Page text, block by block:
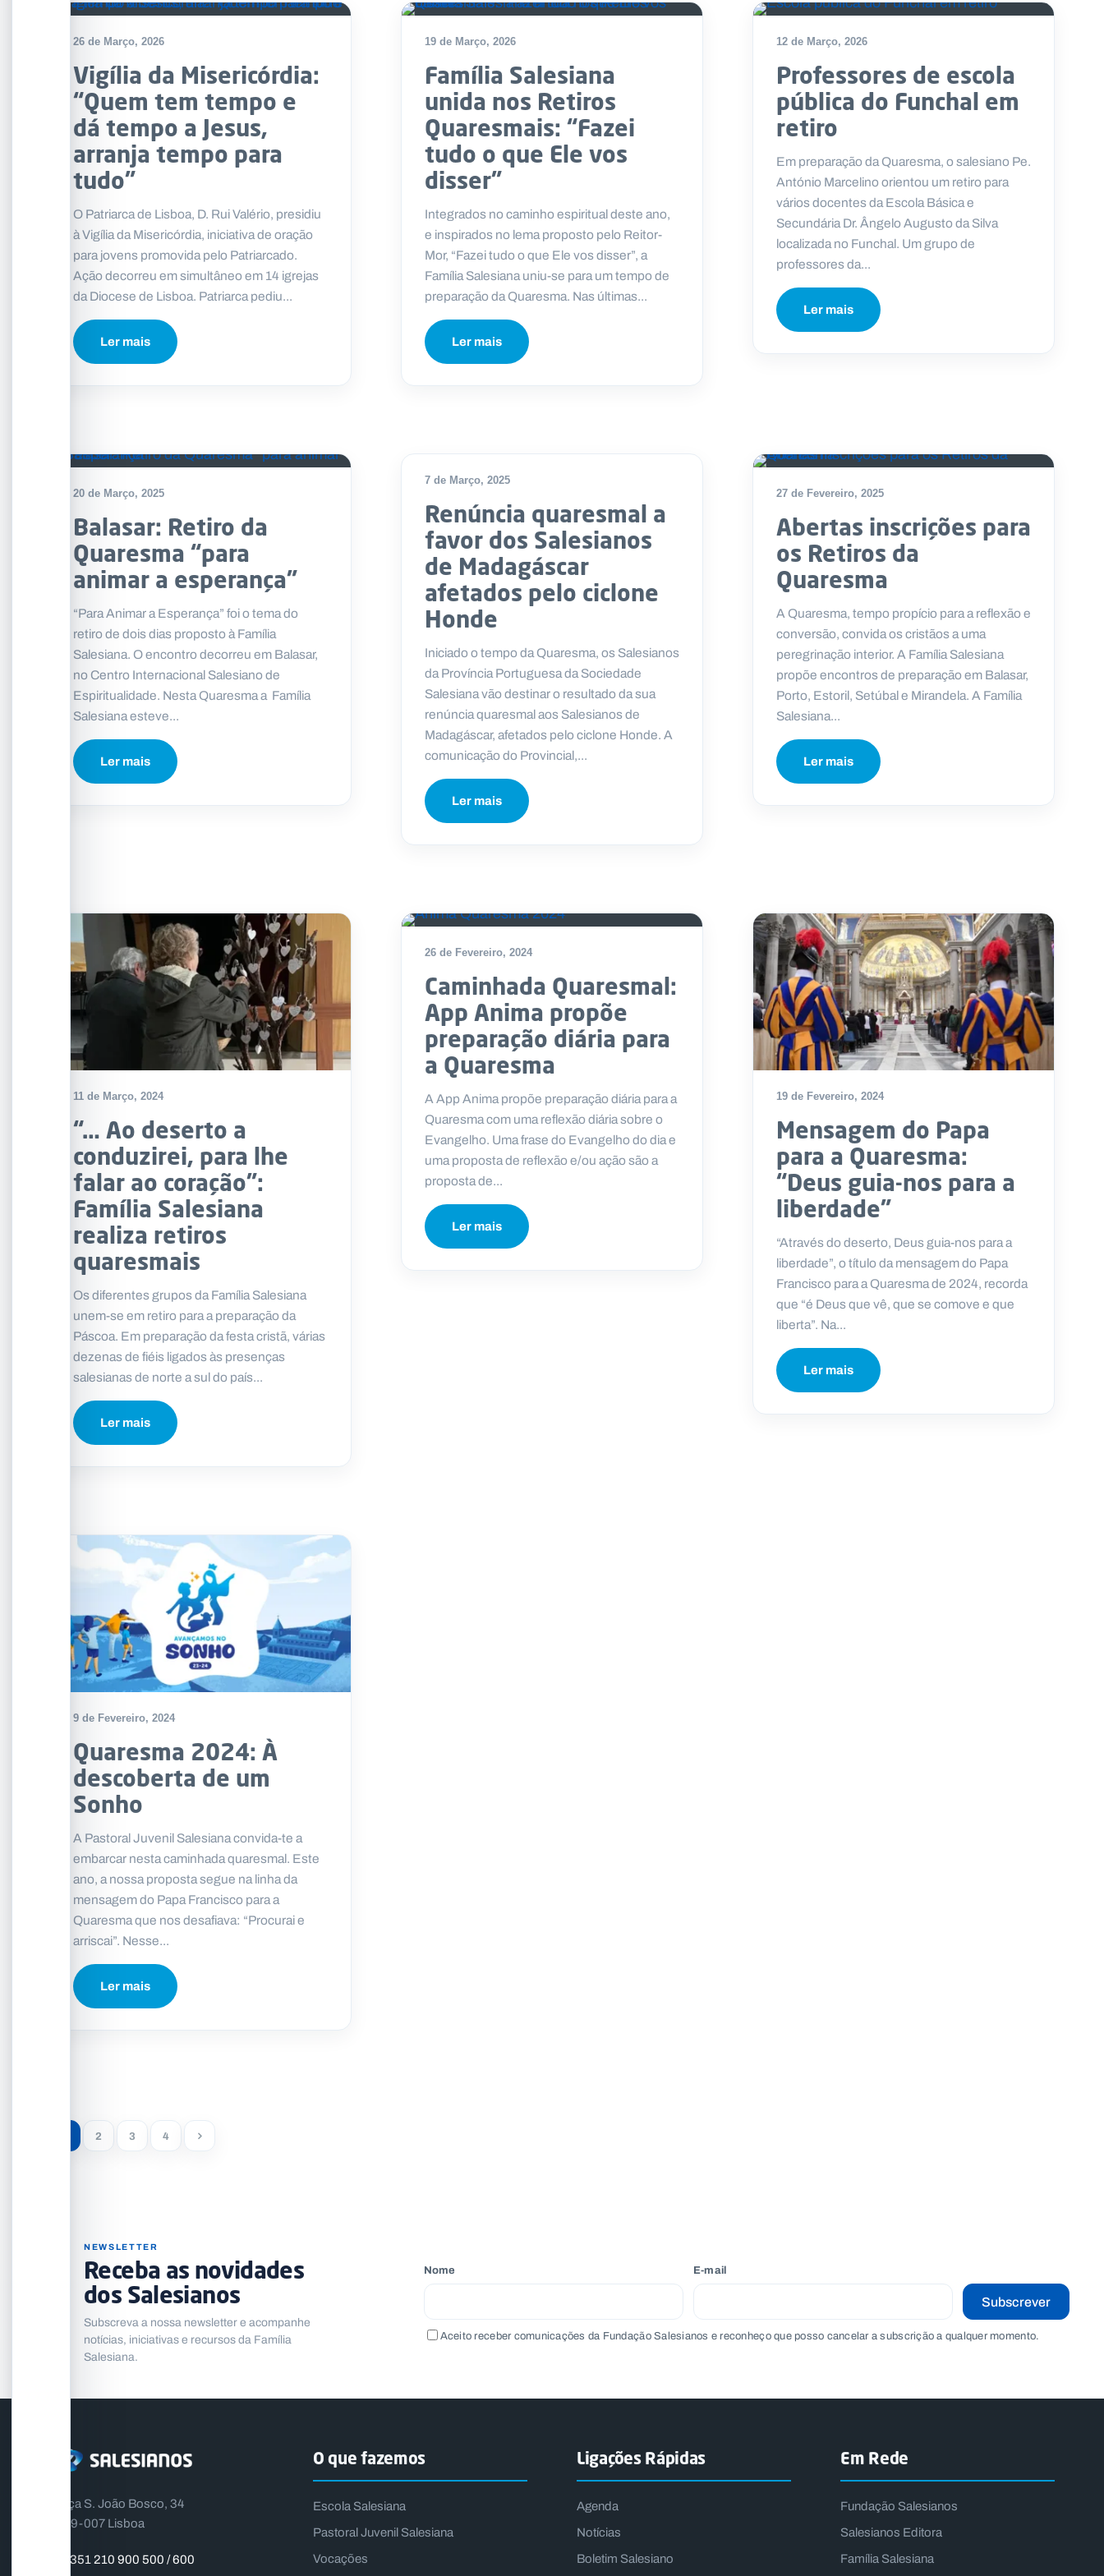
26 de Março, 2026
Vigília da Misericórdia:
“Quem tem tempo e
dá tempo a Jesus,
arranja tempo para
tudo”
O Patriarca de Lisboa, D. Rui Valério, presidiu
à Vigília da Misericórdia, iniciativa de oração
para jovens promovida pelo Patriarcado.
Ação decorreu em simultâneo em 14 igrejas
da Diocese de Lisboa. Patriarca pediu...
Ler mais
19 de Março, 2026
Família Salesiana
unida nos Retiros
Quaresmais: “Fazei
tudo o que Ele vos
disser”
Integrados no caminho espiritual deste ano,
e inspirados no lema proposto pelo Reitor-
Mor, “Fazei tudo o que Ele vos disser”, a
Família Salesiana uniu-se para um tempo de
preparação da Quaresma. Nas últimas...
Ler mais
12 de Março, 2026
Professores de escola
pública do Funchal em
retiro
Em preparação da Quaresma, o salesiano Pe.
António Marcelino orientou um retiro para
vários docentes da Escola Básica e
Secundária Dr. Ângelo Augusto da Silva
localizada no Funchal. Um grupo de
professores da...
Ler mais
20 de Março, 2025
Balasar: Retiro da
Quaresma “para
animar a esperança”
“Para Animar a Esperança” foi o tema do
retiro de dois dias proposto à Família
Salesiana. O encontro decorreu em Balasar,
no Centro Internacional Salesiano de
Espiritualidade. Nesta Quaresma a Família
Salesiana esteve...
Ler mais
7 de Março, 2025
Renúncia quaresmal a
favor dos Salesianos
de Madagáscar
afetados pelo ciclone
Honde
Iniciado o tempo da Quaresma, os Salesianos
da Província Portuguesa da Sociedade
Salesiana vão destinar o resultado da sua
renúncia quaresmal aos Salesianos de
Madagáscar, afetados pelo ciclone Honde. A
comunicação do Provincial,...
Ler mais
27 de Fevereiro, 2025
Abertas inscrições para
os Retiros da
Quaresma
A Quaresma, tempo propício para a reflexão e
conversão, convida os cristãos a uma
peregrinação inte­rior. A Família Salesiana
propõe encontros de preparação em Balasar,
Porto, Estoril, Setúbal e Mirandela. A Família
Salesiana...
Ler mais
11 de Março, 2024
“… Ao deserto a
conduzirei, para lhe
falar ao coração”:
Família Salesiana
realiza retiros
quaresmais
Os diferentes grupos da Família Salesiana
unem-se em retiro para a preparação da
Páscoa. Em preparação da festa cristã, várias
dezenas de fiéis ligados às presenças
salesianas de norte a sul do país...
Ler mais
26 de Fevereiro, 2024
Caminhada Quaresmal:
App Anima propõe
preparação diária para
a Quaresma
A App Anima propõe preparação diária para a
Quaresma com uma reflexão diária sobre o
Evangelho. Uma frase do Evangelho do dia e
uma proposta de reflexão e/ou ação são a
proposta de...
Ler mais
19 de Fevereiro, 2024
Mensagem do Papa
para a Quaresma:
“Deus guia-nos para a
liberdade”
“Através do deserto, Deus guia-nos para a
liberdade”, o título da mensagem do Papa
Francisco para a Quaresma de 2024, recorda
que “é Deus que vê, que se comove e que
liberta”. Na...
Ler mais
9 de Fevereiro, 2024
Quaresma 2024: À
descoberta de um
Sonho
A Pastoral Juvenil Salesiana convida-te a
embarcar nesta caminhada quaresmal. Este
ano, a nossa proposta segue na linha da
mensagem do Papa Francisco para a
Quaresma que nos desafiava: “Procurai e
arriscai”. Nesse...
Ler mais
2 3 4
NEWSLETTER
Receba as novidades
dos Salesianos
Subscreva a nossa newsletter e acompanhe
notícias, iniciativas e recursos da Família
Salesiana.
Nome E-mail
Aceito receber comunicações da Fundação Salesianos e reconheço que posso cancelar a subscrição a qualquer momento.
Subscrever
Praça S. João Bosco, 34
1399-007 Lisboa
+351 210 900 500 / 600
O que fazemos
Escola Salesiana
Pastoral Juvenil Salesiana
Vocações
Ligações Rápidas
Agenda
Notícias
Boletim Salesiano
Em Rede
Fundação Salesianos
Salesianos Editora
Família Salesiana